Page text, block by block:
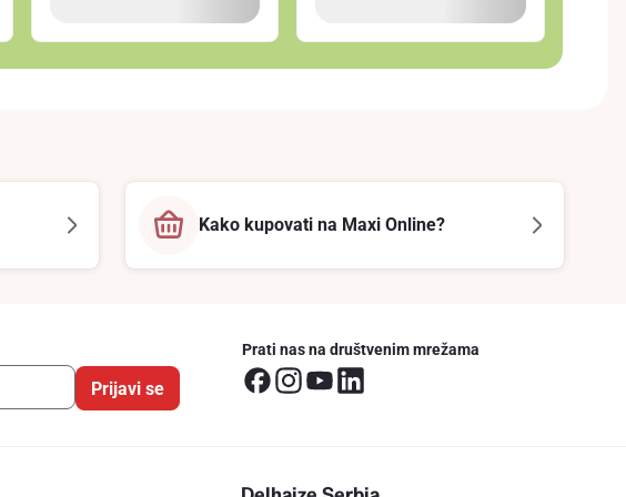
Kako kupovati na Maxi Online?
Prijavi se
Prati nas na društvenim mrežama